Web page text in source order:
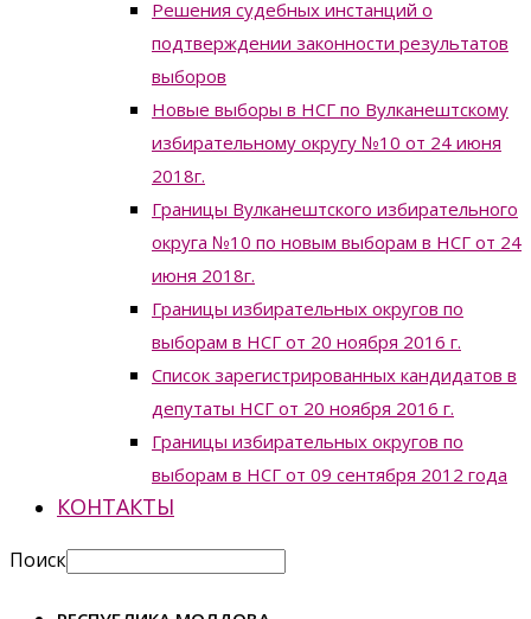
Решения судебных инстанций о
подтверждении законности результатов
выборов
Новые выборы в НСГ по Вулканештскому
избирательному округу №10 от 24 июня
2018г.
Границы Вулканештского избирательного
округа №10 по новым выборам в НСГ от 24
июня 2018г.
Границы избирательных округов по
выборам в НСГ от 20 ноября 2016 г.
Список зарегистрированных кандидатов в
депутаты НСГ от 20 ноября 2016 г.
Границы избирательных округов по
выборам в НСГ от 09 сентября 2012 года
КОНТАКТЫ
Поиск